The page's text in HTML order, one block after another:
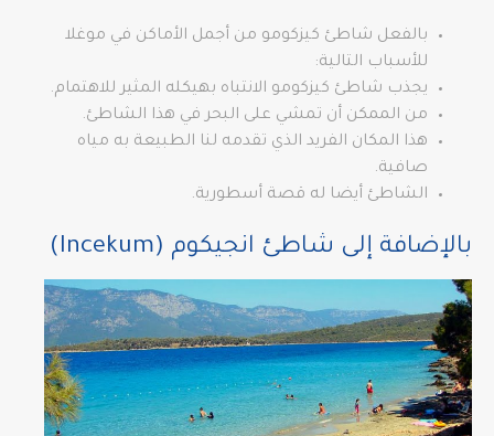
بالفعل شاطئ كيزكومو من أجمل الأماكن في موغلا
للأسباب التالية:
يجذب شاطئ كيزكومو الانتباه بهيكله المثير للاهتمام.
من الممكن أن تمشي على البحر في هذا الشاطئ.
هذا المكان الفريد الذي تقدمه لنا الطبيعة به مياه
صافية.
الشاطئ أيضا له قصة أسطورية.
بالإضافة إلى شاطئ انجيكوم (Incekum)